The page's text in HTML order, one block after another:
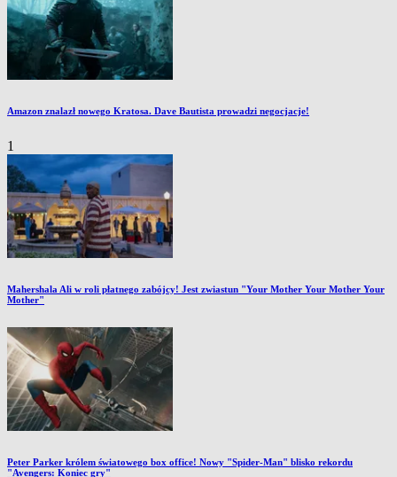
Amazon znalazł nowego Kratosa. Dave Bautista prowadzi negocjacje!
1
Mahershala Ali w roli płatnego zabójcy! Jest zwiastun "Your Mother Your Mother Your
Mother"
Peter Parker królem światowego box office! Nowy "Spider-Man" blisko rekordu
"Avengers: Koniec gry"